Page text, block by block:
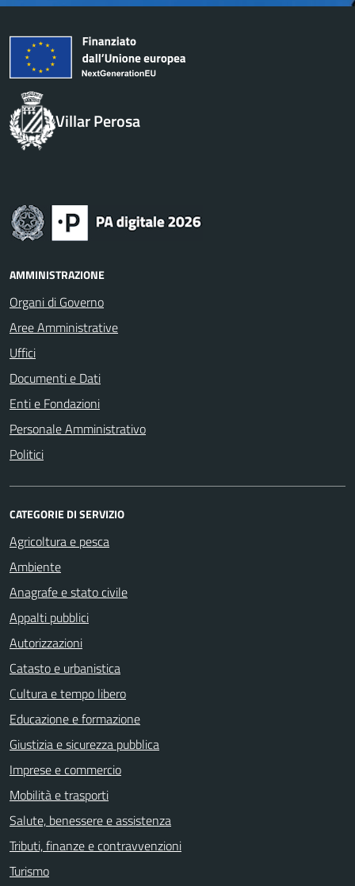
Villar Perosa
AMMINISTRAZIONE
Organi di Governo
Aree Amministrative
Uffici
Documenti e Dati
Enti e Fondazioni
Personale Amministrativo
Politici
CATEGORIE DI SERVIZIO
Agricoltura e pesca
Ambiente
Anagrafe e stato civile
Appalti pubblici
Autorizzazioni
Catasto e urbanistica
Cultura e tempo libero
Educazione e formazione
Giustizia e sicurezza pubblica
Imprese e commercio
Mobilità e trasporti
Salute, benessere e assistenza
Tributi, finanze e contravvenzioni
Turismo